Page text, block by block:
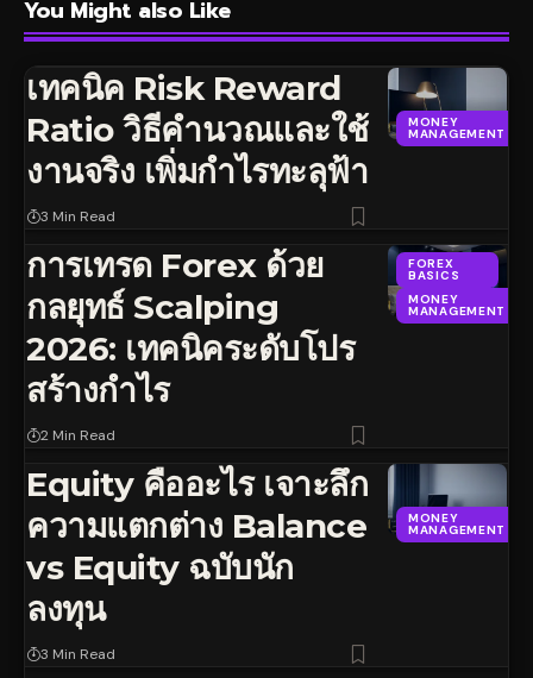
You Might also Like
MONEY
MANAGEMENT
เทคนิค Risk Reward
Ratio วิธีคำนวณและใช้
งานจริง เพิ่มกำไรทะลุฟ้า
3 Min Read
FOREX
BASICS
MONEY
MANAGEMENT
การเทรด Forex ด้วย
กลยุทธ์ Scalping
2026: เทคนิคระดับโปร
สร้างกำไร
2 Min Read
MONEY
MANAGEMENT
Equity คืออะไร เจาะลึก
ความแตกต่าง Balance
vs Equity ฉบับนัก
ลงทุน
3 Min Read